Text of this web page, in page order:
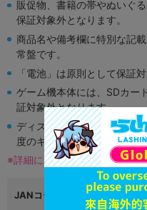
販促物、書籍の帯やぬいぐ
保証対象外となります。
商品名や備考欄に特別な記
常盤です。
「電池」は原則として保証
ゲーム機本体には、SDカー
証対象外となります。
ディスク類の読み取り面の
度のキズがある場合がござ
※詳細につきましてはコチラ
JANコード